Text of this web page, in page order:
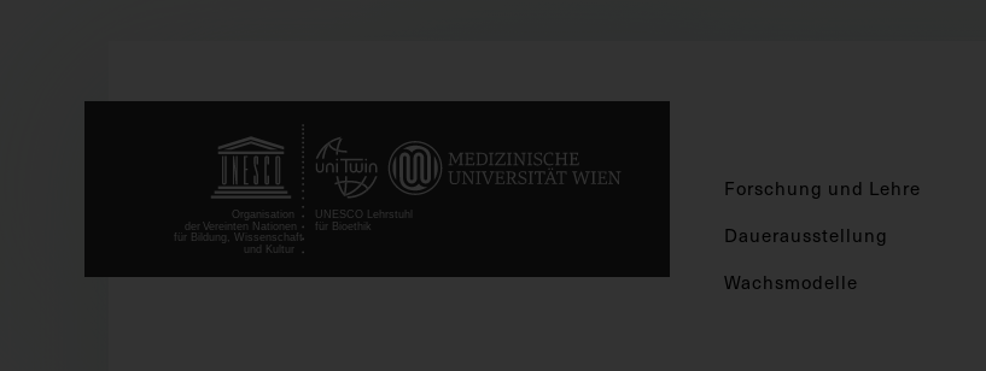
Forschung und Lehre
Dauerausstellung
Wachsmodelle